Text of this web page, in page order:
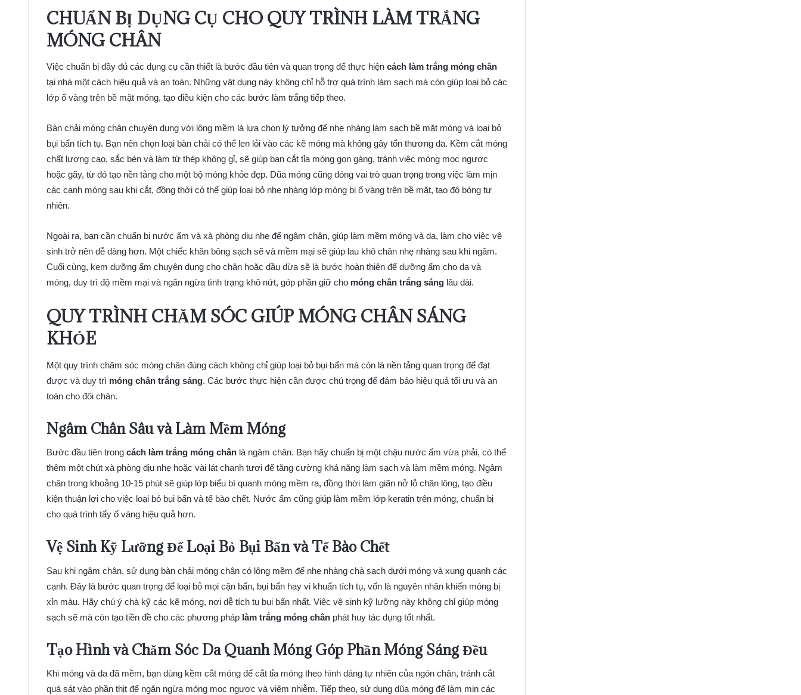
CHUẨN BỊ DỤNG CỤ CHO QUY TRÌNH LÀM TRẮNG
MÓNG CHÂN
Việc chuẩn bị đầy đủ các dụng cụ cần thiết là bước đầu tiên và quan trọng để thực hiện cách làm trắng móng chân
tại nhà một cách hiệu quả và an toàn. Những vật dụng này không chỉ hỗ trợ quá trình làm sạch mà còn giúp loại bỏ các
lớp ố vàng trên bề mặt móng, tạo điều kiện cho các bước làm trắng tiếp theo.
Bàn chải móng chân chuyên dụng với lông mềm là lựa chọn lý tưởng để nhẹ nhàng làm sạch bề mặt móng và loại bỏ
bụi bẩn tích tụ. Bạn nên chọn loại bàn chải có thể len lỏi vào các kẽ móng mà không gây tổn thương da. Kềm cắt móng
chất lượng cao, sắc bén và làm từ thép không gỉ, sẽ giúp bạn cắt tỉa móng gọn gàng, tránh việc móng mọc ngược
hoặc gãy, từ đó tạo nền tảng cho một bộ móng khỏe đẹp. Dũa móng cũng đóng vai trò quan trọng trong việc làm mịn
các cạnh móng sau khi cắt, đồng thời có thể giúp loại bỏ nhẹ nhàng lớp móng bị ố vàng trên bề mặt, tạo độ bóng tự
nhiên.
Ngoài ra, bạn cần chuẩn bị nước ấm và xà phòng dịu nhẹ để ngâm chân, giúp làm mềm móng và da, làm cho việc vệ
sinh trở nên dễ dàng hơn. Một chiếc khăn bông sạch sẽ và mềm mại sẽ giúp lau khô chân nhẹ nhàng sau khi ngâm.
Cuối cùng, kem dưỡng ẩm chuyên dụng cho chân hoặc dầu dừa sẽ là bước hoàn thiện để dưỡng ẩm cho da và
móng, duy trì độ mềm mại và ngăn ngừa tình trạng khô nứt, góp phần giữ cho móng chân trắng sáng lâu dài.
QUY TRÌNH CHĂM SÓC GIÚP MÓNG CHÂN SÁNG
KHỎE
Một quy trình chăm sóc móng chân đúng cách không chỉ giúp loại bỏ bụi bẩn mà còn là nền tảng quan trọng để đạt
được và duy trì móng chân trắng sáng. Các bước thực hiện cần được chú trọng để đảm bảo hiệu quả tối ưu và an
toàn cho đôi chân.
Ngâm Chân Sâu và Làm Mềm Móng
Bước đầu tiên trong cách làm trắng móng chân là ngâm chân. Bạn hãy chuẩn bị một chậu nước ấm vừa phải, có thể
thêm một chút xà phòng dịu nhẹ hoặc vài lát chanh tươi để tăng cường khả năng làm sạch và làm mềm móng. Ngâm
chân trong khoảng 10-15 phút sẽ giúp lớp biểu bì quanh móng mềm ra, đồng thời làm giãn nở lỗ chân lông, tạo điều
kiện thuận lợi cho việc loại bỏ bụi bẩn và tế bào chết. Nước ấm cũng giúp làm mềm lớp keratin trên móng, chuẩn bị
cho quá trình tẩy ố vàng hiệu quả hơn.
Vệ Sinh Kỹ Lưỡng Để Loại Bỏ Bụi Bẩn và Tế Bào Chết
Sau khi ngâm chân, sử dụng bàn chải móng chân có lông mềm để nhẹ nhàng chà sạch dưới móng và xung quanh các
cạnh. Đây là bước quan trọng để loại bỏ mọi cặn bẩn, bụi bẩn hay vi khuẩn tích tụ, vốn là nguyên nhân khiến móng bị
xỉn màu. Hãy chú ý chà kỹ các kẽ móng, nơi dễ tích tụ bụi bẩn nhất. Việc vệ sinh kỹ lưỡng này không chỉ giúp móng
sạch sẽ mà còn tạo tiền đề cho các phương pháp làm trắng móng chân phát huy tác dụng tốt nhất.
Tạo Hình và Chăm Sóc Da Quanh Móng Góp Phần Móng Sáng Đều
Khi móng và da đã mềm, bạn dùng kềm cắt móng để cắt tỉa móng theo hình dáng tự nhiên của ngón chân, tránh cắt
quá sát vào phần thịt để ngăn ngừa móng mọc ngược và viêm nhiễm. Tiếp theo, sử dụng dũa móng để làm mịn các